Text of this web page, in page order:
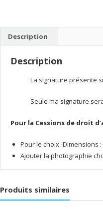
Description
Description
La signature présente
Seule ma signature
Pour la Cessions de droit
Pour le choix -Dimensions
Ajouter la photographie
Produits similaires